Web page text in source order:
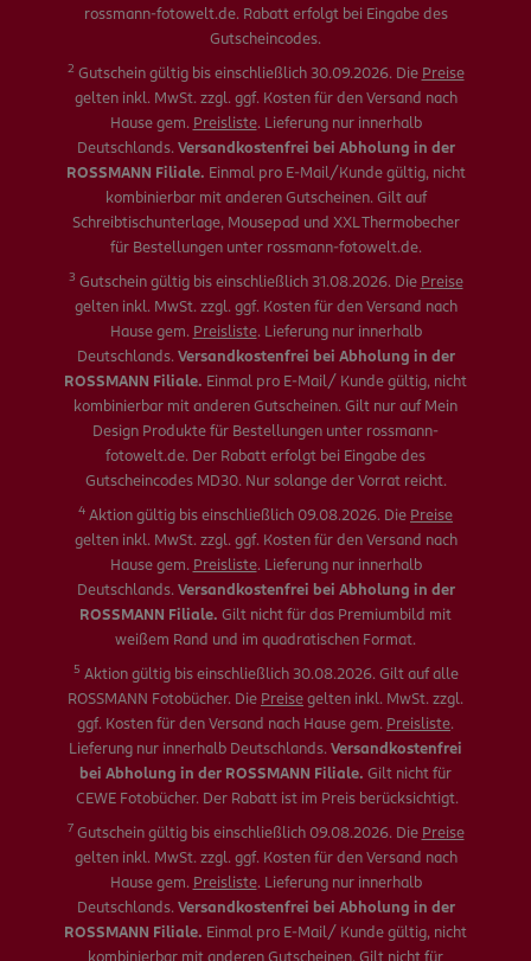
rossmann-fotowelt.de. Rabatt erfolgt bei Eingabe des
Gutscheincodes.
2 Gutschein gültig bis einschließlich 30.09.2026. Die Preise
gelten inkl. MwSt. zzgl. ggf. Kosten für den Versand nach
Hause gem. Preisliste. Lieferung nur innerhalb
Deutschlands. Versandkostenfrei bei Abholung in der
ROSSMANN Filiale. Einmal pro E-Mail/Kunde gültig, nicht
kombinierbar mit anderen Gutscheinen. Gilt auf
Schreibtischunterlage, Mousepad und XXL Thermobecher
für Bestellungen unter rossmann-fotowelt.de.
3 Gutschein gültig bis einschließlich 31.08.2026. Die Preise
gelten inkl. MwSt. zzgl. ggf. Kosten für den Versand nach
Hause gem. Preisliste. Lieferung nur innerhalb
Deutschlands. Versandkostenfrei bei Abholung in der
ROSSMANN Filiale. Einmal pro E-Mail/ Kunde gültig, nicht
kombinierbar mit anderen Gutscheinen. Gilt nur auf Mein
Design Produkte für Bestellungen unter rossmann-
fotowelt.de. Der Rabatt erfolgt bei Eingabe des
Gutscheincodes MD30. Nur solange der Vorrat reicht.
4 Aktion gültig bis einschließlich 09.08.2026. Die Preise
gelten inkl. MwSt. zzgl. ggf. Kosten für den Versand nach
Hause gem. Preisliste. Lieferung nur innerhalb
Deutschlands. Versandkostenfrei bei Abholung in der
ROSSMANN Filiale. Gilt nicht für das Premiumbild mit
weißem Rand und im quadratischen Format.
5 Aktion gültig bis einschließlich 30.08.2026. Gilt auf alle
ROSSMANN Fotobücher. Die Preise gelten inkl. MwSt. zzgl.
ggf. Kosten für den Versand nach Hause gem. Preisliste.
Lieferung nur innerhalb Deutschlands. Versandkostenfrei
bei Abholung in der ROSSMANN Filiale. Gilt nicht für
CEWE Fotobücher. Der Rabatt ist im Preis berücksichtigt.
7 Gutschein gültig bis einschließlich 09.08.2026. Die Preise
gelten inkl. MwSt. zzgl. ggf. Kosten für den Versand nach
Hause gem. Preisliste. Lieferung nur innerhalb
Deutschlands. Versandkostenfrei bei Abholung in der
ROSSMANN Filiale. Einmal pro E-Mail/ Kunde gültig, nicht